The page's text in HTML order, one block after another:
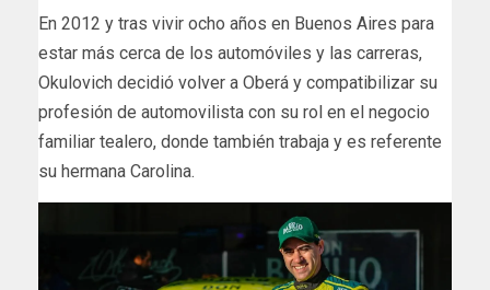
En 2012 y tras vivir ocho años en Buenos Aires para
estar más cerca de los automóviles y las carreras,
Okulovich decidió volver a Oberá y compatibilizar su
profesión de automovilista con su rol en el negocio
familiar tealero, donde también trabaja y es referente
su hermana Carolina.